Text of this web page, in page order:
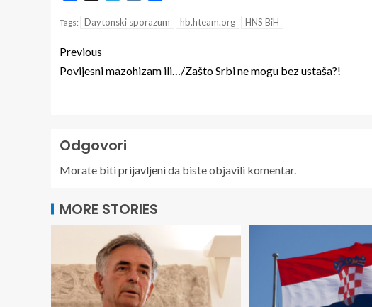
Tags: Daytonski sporazum hb.hteam.org HNS BiH
Previous
Povijesni mazohizam ili…/Zašto Srbi ne mogu bez ustaša?!
Odgovori
Morate bitiprijavljenida biste objavili komentar.
MORE STORIES